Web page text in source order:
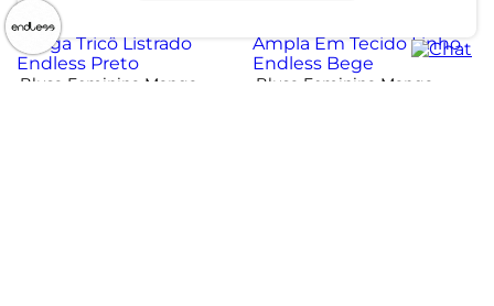
-22%
Blusa Feminina Manga
Blusa Feminina Manga